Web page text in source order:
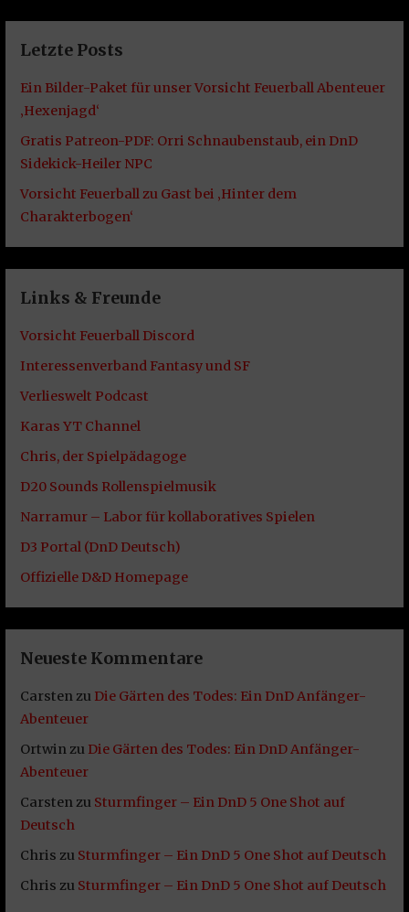
Letzte Posts
Ein Bilder-Paket für unser Vorsicht Feuerball Abenteuer
‚Hexenjagd‘
Gratis Patreon-PDF: Orri Schnaubenstaub, ein DnD
Sidekick-Heiler NPC
Vorsicht Feuerball zu Gast bei ‚Hinter dem
Charakterbogen‘
Links & Freunde
Vorsicht Feuerball Discord
Interessenverband Fantasy und SF
Verlieswelt Podcast
Karas YT Channel
Chris, der Spielpädagoge
D20 Sounds Rollenspielmusik
Narramur – Labor für kollaboratives Spielen
D3 Portal (DnD Deutsch)
Offizielle D&D Homepage
Neueste Kommentare
Carstenzu Die Gärten des Todes: Ein DnD Anfänger-
Abenteuer
Ortwinzu Die Gärten des Todes: Ein DnD Anfänger-
Abenteuer
Carstenzu Sturmfinger – Ein DnD 5 One Shot auf
Deutsch
Chris zu Sturmfinger – Ein DnD 5 One Shot auf Deutsch
Chris zu Sturmfinger – Ein DnD 5 One Shot auf Deutsch